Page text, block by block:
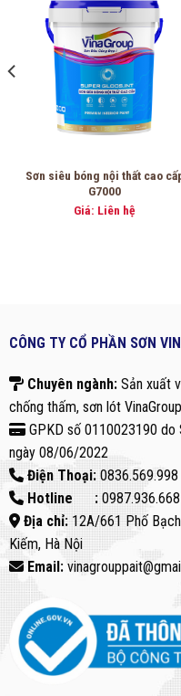
Sơn siêu bóng nội thất cao
G7000
Giá: Liên hệ
CÔNG TY CỔ PHẦN SƠN
Chuyên ngành: Sản xuất
chống thấm, sơn lót
GPKD số 0110023190 do
ngày 08/06/2022
Điện Thoại:0836.569.998
Hotline : 0987.936.668
Địa chỉ:12A/661 Phố Bạch
Kiếm, Hà Nội
Email: